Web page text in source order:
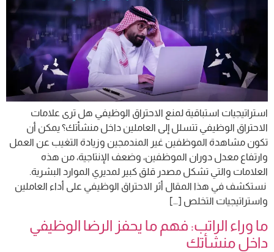
استراتيجيات استباقية لمنع الاحتراق الوظيفي هل ترى علامات
الاحتراق الوظيفي تتسلل إلى العاملين داخل منشأتك؟ يمكن أن
تكون مشاهدة الموظفين غير المندمجين وزيادة التغيب عن العمل
وارتفاع معدل دوران الموظفين، وضعف الإنتاجية، من هذه
العلامات والتي تشكل مصدر قلق كبير لمديري الموارد البشرية.
نستكشف في هذا المقال أثر الاحتراق الوظيفي على أداء العاملين
واستراتيجيات التخلص […]
ما وراء الراتب: فهم ما يحفز الرضا الوظيفي
داخل منشأتك